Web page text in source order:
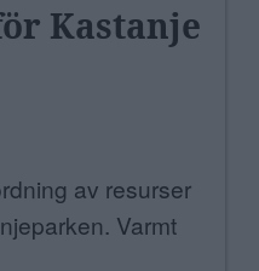
Kastanje
av resurser
Varmt